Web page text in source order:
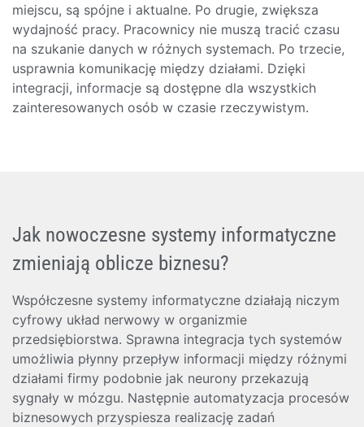
miejscu, są spójne i aktualne. Po drugie, zwiększa
wydajność pracy. Pracownicy nie muszą tracić czasu
na szukanie danych w różnych systemach. Po trzecie,
usprawnia komunikację między działami. Dzięki
integracji, informacje są dostępne dla wszystkich
zainteresowanych osób w czasie rzeczywistym.
Jak nowoczesne systemy informatyczne
zmieniają oblicze biznesu?
Współczesne systemy informatyczne działają niczym
cyfrowy układ nerwowy w organizmie
przedsiębiorstwa. Sprawna integracja tych systemów
umożliwia płynny przepływ informacji między różnymi
działami firmy podobnie jak neurony przekazują
sygnały w mózgu. Następnie automatyzacja procesów
biznesowych przyspiesza realizację zadań